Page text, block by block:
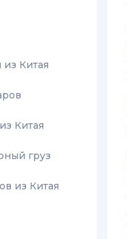
Китая
Китая
груз
из Китая